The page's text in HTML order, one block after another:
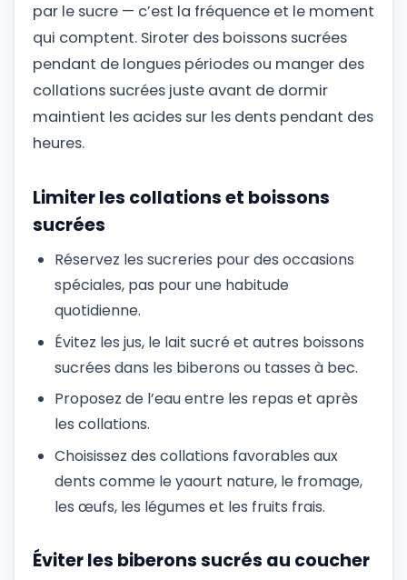
par le sucre — c’est la fréquence et le moment
qui comptent. Siroter des boissons sucrées
pendant de longues périodes ou manger des
collations sucrées juste avant de dormir
maintient les acides sur les dents pendant des
heures.
Limiter les collations et boissons
sucrées
Réservez les sucreries pour des occasions
spéciales, pas pour une habitude
quotidienne.
Évitez les jus, le lait sucré et autres boissons
sucrées dans les biberons ou tasses à bec.
Proposez de l’eau entre les repas et après
les collations.
Choisissez des collations favorables aux
dents comme le yaourt nature, le fromage,
les œufs, les légumes et les fruits frais.
Éviter les biberons sucrés au coucher